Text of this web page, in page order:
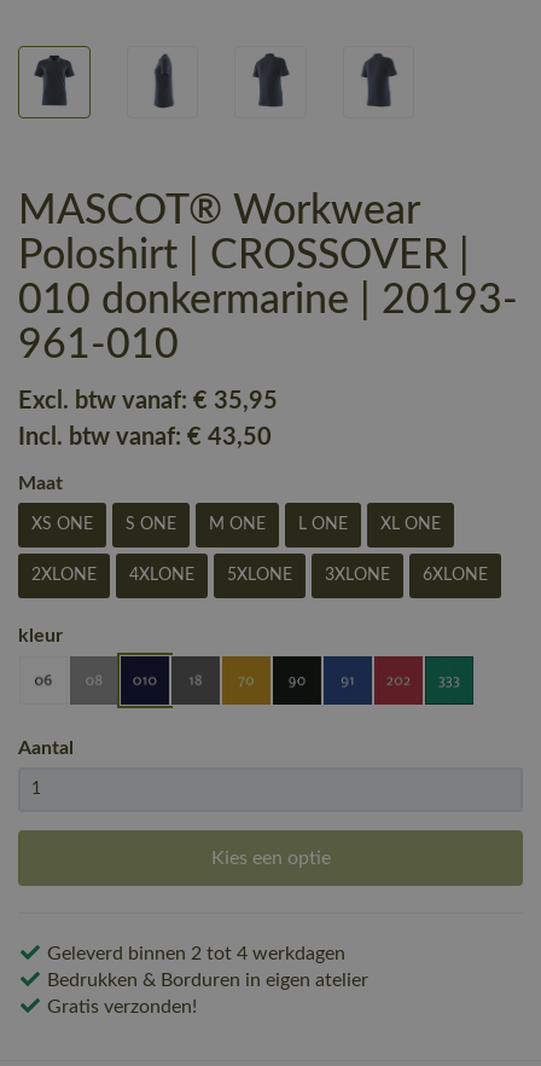
MASCOT® Workwear
Poloshirt | CROSSOVER |
010 donkermarine | 20193-
961-010
Excl. btw vanaf: € 35,95
Incl. btw vanaf: € 43,50
Maat
XS ONE S ONE M ONE L ONE XL ONE
2XLONE 4XLONE 5XLONE 3XLONE 6XLONE
kleur
Aantal
Kies een optie
Geleverd binnen 2 tot 4 werkdagen
Bedrukken & Borduren in eigen atelier
Gratis verzonden!